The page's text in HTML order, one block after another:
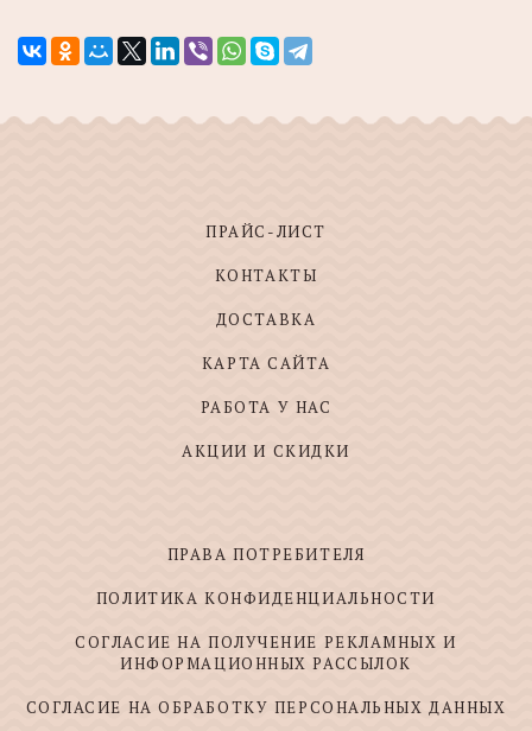
ПРАЙС-ЛИСТ
КОНТАКТЫ
ДОСТАВКА
КАРТА САЙТА
РАБОТА У НАС
АКЦИИ И СКИДКИ
ПРАВА ПОТРЕБИТЕЛЯ
ПОЛИТИКА КОНФИДЕНЦИАЛЬНОСТИ
СОГЛАСИЕ НА ПОЛУЧЕНИЕ РЕКЛАМНЫХ И
ИНФОРМАЦИОННЫХ РАССЫЛОК
СОГЛАСИЕ НА ОБРАБОТКУ ПЕРСОНАЛЬНЫХ ДАННЫХ